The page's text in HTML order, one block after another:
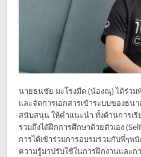
นายธนชัย มะโรงมืด (น้องณุ) ได้ร่ว
และจัดการเอกสารเข้าระบบของธน
สนับสนุน ให้คำแนะนำ ทั้งด้านการเ
รวมถึงได้ฝึกการศึกษาด้วยตัวเอง
การได้เข้าร่วมการอบรมร่วมกับพี่ๆพ
ความรู้มาปรับใช้ในการฝึกงานและ